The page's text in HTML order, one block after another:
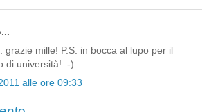
grazie mille! P.S. in bocca al lupo per il
di università! :-)
alle ore 09:33